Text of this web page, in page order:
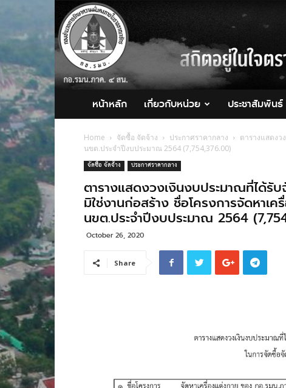
กอ.รมน.ภาค
4
สน.
หน้าหลัก เกี่ยวกับหน่วย ประชาสัมพันธ์
Home จัดซื้อ จัดจ้าง ประกาศราคากลาง
ตารางแสดงว
นขต.ประจำปีงบประมาณ 2564 (7,754,376.00)
จัดซื้อ จัดจ้าง ประกาศราคากลาง
ตารางแสดงวงเงินงบประมาณที่ได้รั
มิใช่งานก่อสร้าง ชื่อโครงการจัดหาเ
นขต.ประจำปีงบประมาณ 2564
October 26, 2020
Share